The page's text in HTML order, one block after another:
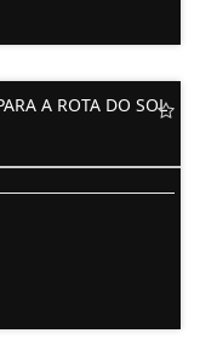
A ROTA DO SOL